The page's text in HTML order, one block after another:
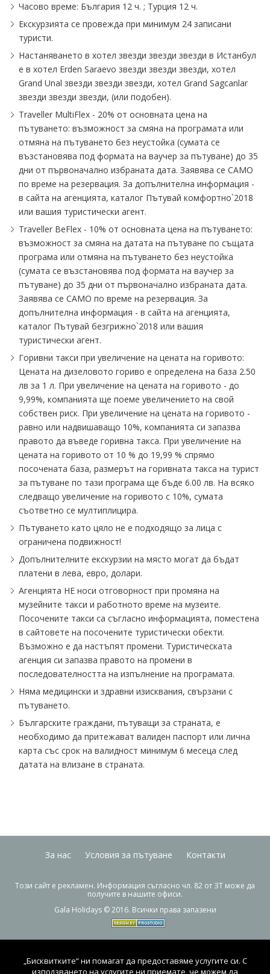
Часово време: България 12 ч. ; Турция 12 ч.
Екскурзията се провежда при минимум 24 записани
туристи.
Настаняването в хотел звезди звезди звезди в Истанбул
е в хотел Erden Saraevo звезди звезди звезди, хотел
Grand Unal звезди звезди звезди, хотел Grand Sagcanlar
звезди звезди звезди, (или подобен).
Тraveller MultiFlex - 20% от основната цена на
пътуването: възможност за смяна на програмата или
отмяна на пътуването без неустойка (сумата се
възстановява под формата на ваучер за пътуване) до 35
дни от първоначално избраната дата. Заявява се САМО
по време на резервация. За допълнителна информация -
в сайта на агенцията, каталог Пътувай комфортно`2018
или вашия туристически агент.
Traveller BeFlex - 10% от основната цена на пътуването:
възможност за смяна на датата на пътуване по същата
програма или отмяна на пътуването без неустойка
(сумата се възстановява под формата на ваучер за
пътуване) до 35 дни от първоначално избраната дата.
Заявява се САМО по време на резервация. За
допълнителна информация - в сайта на агенцията,
каталог Пътувай безгрижно`2018 или вашия
туристически агент.
Горивни такси при увеличение на цената на горивото:
Цената на дизеловото гориво е определена на база 2.50
лв за 1 л. При увеличение на цената на горивото - до
9,99%, компанията ще поеме увеличението на свой
собствен риск. При увеличение на цената на горивото -
равно или надвишаващо 10%, компанията си запазва
правото да въведе горивна такса. При увеличение на
цената на горивото от 10 % до 19,99 % спрямо
посочената база, размерът на горивната такса на турист
за пътуване по тази програма ще бъде 6.00 лв. На всяко
следващо увеличение на горивото с 10%, сумата
съответно се мултиплицира.
Пътуването като цяло не е подходящо за лица с
ограничена подвижност!
Допълнителните екскурзии на място могат да бъдат
платени в лева, евро, долари.
Агенцията НЕ носи отговорност при промяна на
музейните такси и работното време на музеите.
Посочените такси са съгласно информацията, поместена
в сайтовете на посочените туристически обекти.
Възможно е да настъпят промени. Туристическата
агенция си запазва правото на промени в
последователността на изпълнение на програмата.
Няма медицински и здравни изисквания, свързани с
пътуването.
Българските граждани, пътуващи за страната, е
необходимо да притежават валиден паспорт или лична
карта със срок на валидност минимум 6 месеца след
датата на влизане в страната.
За нас Условия за пътуване Контакти
Този сайт е рекламен. Информация съгласно чл. 82 от ЗТ може да
получите в нашите офиси.
Gala Holidays © 2016. Всички права запазени
„Бисквитките“ ни помагат да предоставяме услугите си. С
използването на услугите ни приемате, че можем да